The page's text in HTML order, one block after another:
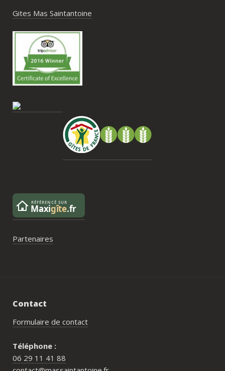
hébergements et beaucoup d’activités à
très beau souvenir de ce week-end et
nous recommandons le Mas Saint-
Antoine sans hésitation.**La seule petite
contrainte du week-end concerne la
gestion des déchets, puisqu’il n’y a pas
de tri directement sur le domaine et qu’il
faut se rendre au village. Cela ne nous a
pas posé de véritable problème, mais ce
serait un vrai plus à l’avenir.
Gites Mas Saintantoine
Partenaires
Contact
Formulaire de contact
Téléphone :
06 29 11 41 88